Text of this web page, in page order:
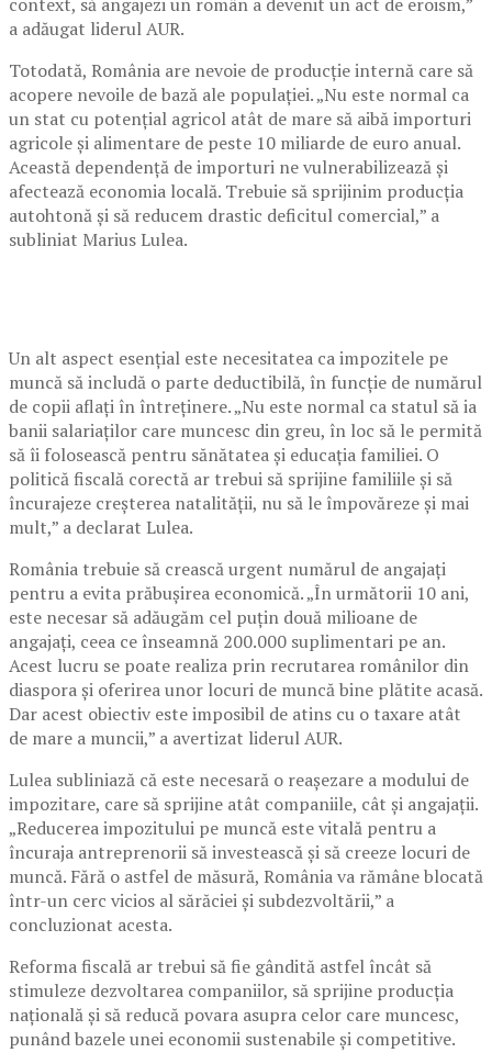
a adăugat liderul AUR.
Totodată, România are nevoie de producție internă care să
acopere nevoile de bază ale populației. „Nu este normal ca
un stat cu potențial agricol atât de mare să aibă importuri
agricole și alimentare de peste 10 miliarde de euro anual.
Această dependență de importuri ne vulnerabilizează și
afectează economia locală. Trebuie să sprijinim producția
autohtonă și să reducem drastic deficitul comercial,” a
subliniat Marius Lulea.
Un alt aspect esențial este necesitatea ca impozitele pe
muncă să includă o parte deductibilă, în funcție de numărul
de copii aflați în întreținere. „Nu este normal ca statul să ia
banii salariaților care muncesc din greu, în loc să le permită
să îi folosească pentru sănătatea și educația familiei. O
politică fiscală corectă ar trebui să sprijine familiile și să
încurajeze creșterea natalității, nu să le împovăreze și mai
mult,” a declarat Lulea.
România trebuie să crească urgent numărul de angajați
pentru a evita prăbușirea economică. „În următorii 10 ani,
este necesar să adăugăm cel puțin două milioane de
angajați, ceea ce înseamnă 200.000 suplimentari pe an.
Acest lucru se poate realiza prin recrutarea românilor din
diaspora și oferirea unor locuri de muncă bine plătite acasă.
Dar acest obiectiv este imposibil de atins cu o taxare atât
de mare a muncii,” a avertizat liderul AUR.
Lulea subliniază că este necesară o reașezare a modului de
impozitare, care să sprijine atât companiile, cât și angajații.
„Reducerea impozitului pe muncă este vitală pentru a
încuraja antreprenorii să investească și să creeze locuri de
muncă. Fără o astfel de măsură, România va rămâne blocată
într-un cerc vicios al sărăciei și subdezvoltării,” a
concluzionat acesta.
Reforma fiscală ar trebui să fie gândită astfel încât să
stimuleze dezvoltarea companiilor, să sprijine producția
națională și să reducă povara asupra celor care muncesc,
punând bazele unei economii sustenabile și competitive.